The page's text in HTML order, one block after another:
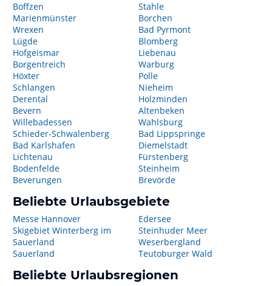
Boffzen
Marienmünster
Wrexen
Lügde
Hofgeismar
Borgentreich
Höxter
Schlangen
Derental
Bevern
Willebadessen
Schieder-Schwalenberg
Bad Karlshafen
Lichtenau
Bodenfelde
Beverungen
Stahle
Borchen
Bad Pyrmont
Blomberg
Liebenau
Warburg
Polle
Nieheim
Holzminden
Altenbeken
Wahlsburg
Bad Lippspringe
Diemelstadt
Fürstenberg
Steinheim
Brevörde
Beliebte Urlaubsgebiete
Messe Hannover
Skigebiet Winterberg im
Sauerland
Sauerland
Edersee
Steinhuder Meer
Weserbergland
Teutoburger Wald
Beliebte Urlaubsregionen